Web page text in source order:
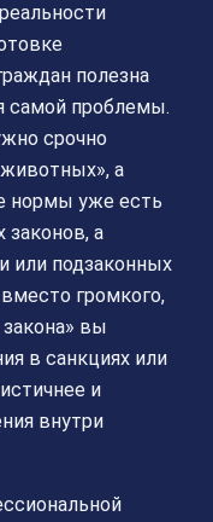
полезна
самой проблемы.
срочно
а
нормы уже есть
а
или подзаконных
громкого,
вы
в санкциях или
и
внутри